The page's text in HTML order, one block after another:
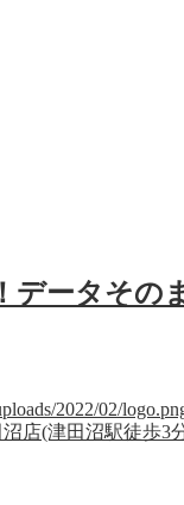
データその
2022/02/
店(津田沼駅徒歩3